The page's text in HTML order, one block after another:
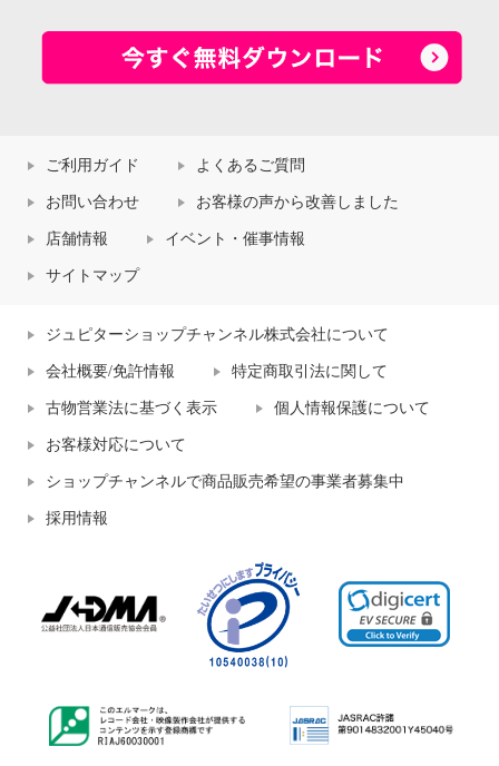
ご利用ガイド よくあるご質問
お問い合わせ お客様の声から改善しました
店舗情報 イベント・催事情報
サイトマップ
ジュピターショップチャンネル株式会社について
会社概要/免許情報 特定商取引法に関して
古物営業法に基づく表示 個人情報保護について
お客様対応について
ショップチャンネルで商品販売希望の事業者募集中
採用情報